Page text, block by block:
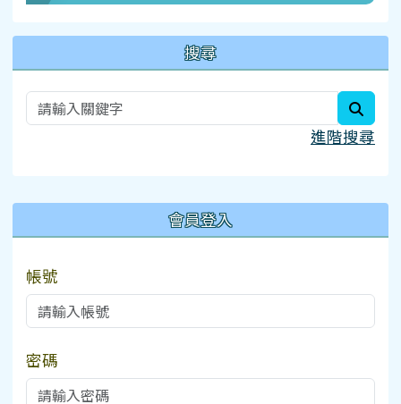
搜尋
進階搜尋
會員登入
帳號
密碼